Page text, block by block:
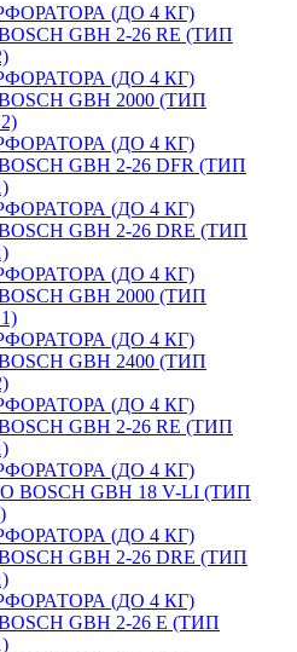
(ДО 4 КГ)
GBH 2-26 RE (ТИП
(ДО 4 КГ)
GBH 2000 (ТИП
(ДО 4 КГ)
GBH 2-26 DFR (ТИП
(ДО 4 КГ)
GBH 2-26 DRE (ТИП
(ДО 4 КГ)
GBH 2000 (ТИП
(ДО 4 КГ)
GBH 2400 (ТИП
(ДО 4 КГ)
GBH 2-26 RE (ТИП
(ДО 4 КГ)
GBH 18 V-LI (ТИП
(ДО 4 КГ)
GBH 2-26 DRE (ТИП
(ДО 4 КГ)
GBH 2-26 E (ТИП